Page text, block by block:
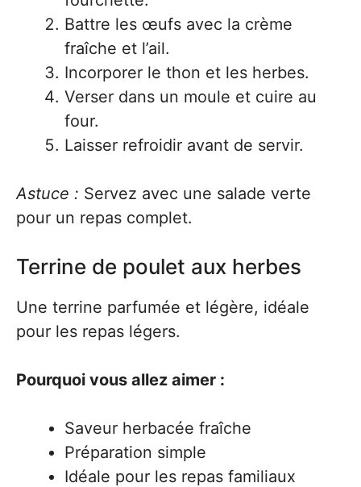
Battre les œufs avec la crème
fraîche et l’ail.
Incorporer le thon et les herbes.
Verser dans un moule et cuire au
four.
Laisser refroidir avant de servir.
Astuce : Servez avec une salade verte
pour un repas complet.
Terrine de poulet aux herbes
Une terrine parfumée et légère, idéale
pour les repas légers.
Pourquoi vous allez aimer :
Saveur herbacée fraîche
Préparation simple
Idéale pour les repas familiaux